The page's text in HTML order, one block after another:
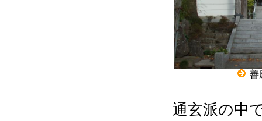
善
通玄派の中